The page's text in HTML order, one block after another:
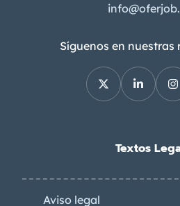
Síguenos en nuestras
Textos
Aviso legal